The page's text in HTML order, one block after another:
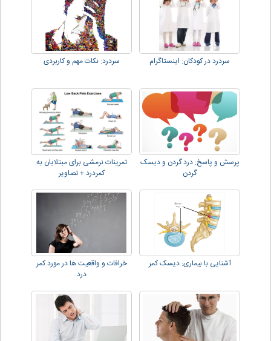
سردرد در کودکان: اینستاگرام سردرد: نکات مهم و کاربردی
پرسش و پاسخ: درد گردن و دیسک
گردن
تمرینات نرمشی برای مبتلایان به
کمردرد + تصاویر
آشنایی با بیماری: دیسک کمر
خرافات و واقعیت ها در مورد کمر
درد